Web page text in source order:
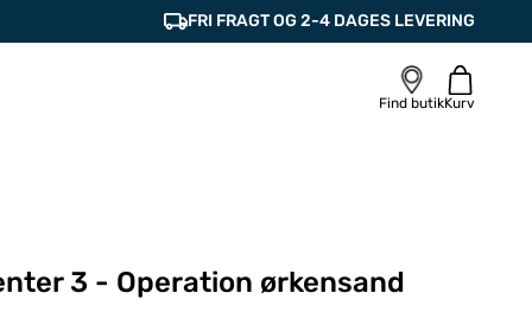
FRI FRAGT OG 2-4 DAGES LEVERING
Find butikKurv
3 - Operation ørkensand